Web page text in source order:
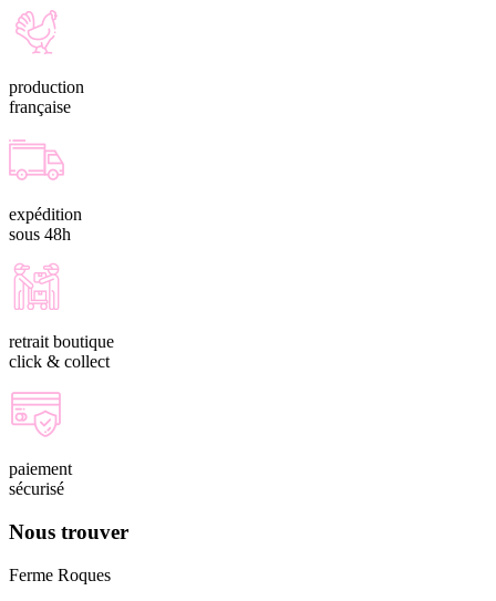
production
française
expédition
sous 48h
retrait boutique
click & collect
paiement
sécurisé
Nous trouver
Ferme Roques